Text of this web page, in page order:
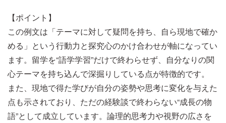
【ポイント】
この例文は「テーマに対して疑問を持ち、自ら現地で確か
める」という行動力と探究心のかけ合わせが軸になってい
ます。留学を“語学学習”だけで終わらせず、自分なりの関
心テーマを持ち込んで深掘りしている点が特徴的です。
また、現地で得た学びが自分の姿勢や思考に変化を与えた
点も示されており、ただの経験談で終わらない“成長の物
語”として成立しています。論理的思考力や視野の広さを